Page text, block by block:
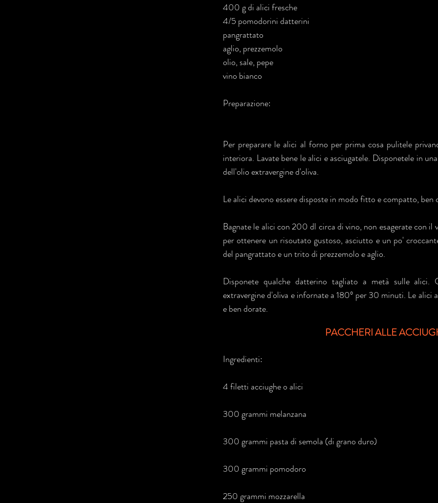
400 g di alici fresche
4/5 pomodorini datterini
pangrattato
aglio, prezzemolo
olio, sale, pepe
vino bianco
Preparazione:
Per preparare le alici al forno per prima cosa pulitele
interiora. Lavate bene le alici e asciugatele. Disponetele in
dell'olio extravergine d'oliva.
Le alici devono essere disposte in modo fitto e compatto, ben
Bagnate le alici con 200 dl circa di vino, non esagerate con il
per ottenere un risoutato gustoso, asciutto e un po'
del pangrattato e un trito di prezzemolo e aglio.
Disponete qualche datterino tagliato a metà sulle
extravergine d'oliva e infornate a 180° per 30 minuti. Le alici
e ben dorate.
PACCHERI ALLE
Ingredienti:
4 filetti acciughe o alici
300 grammi melanzana
300 grammi pasta di semola (di grano duro)
300 grammi pomodoro
250 grammi mozzarella